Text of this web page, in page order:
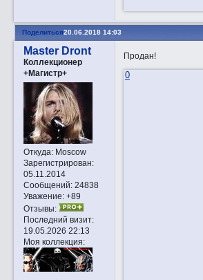
Поделиться20.06.2018 14:03
Master Dront
Коллекционер
+Магистр+
Откуда:Moscow
Зарегистрирован:
05.11.2014
Сообщений:24838
Уважение: +89
Отзывы:
Последний визит:
19.05.2026 22:13
Моя коллекция:
Продан!
0